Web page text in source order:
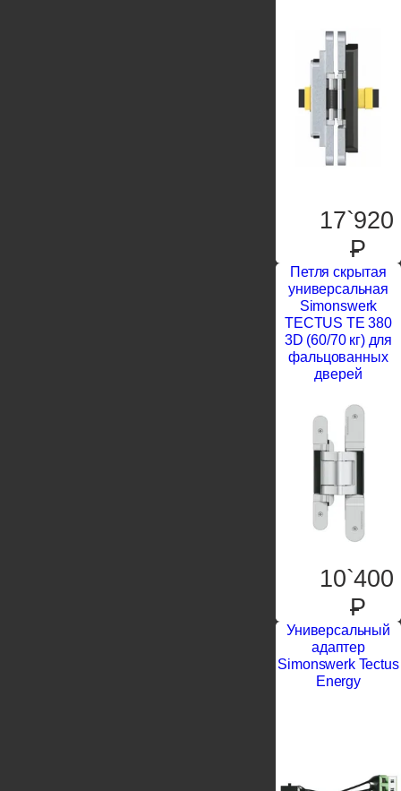
17`920
P
Петля скрытая
универсальная
Simonswerk
TECTUS TE 380
3D (60/70 кг) для
фальцованных
дверей
10`400
P
Универсальный
адаптер
Simonswerk Tectus
Energy